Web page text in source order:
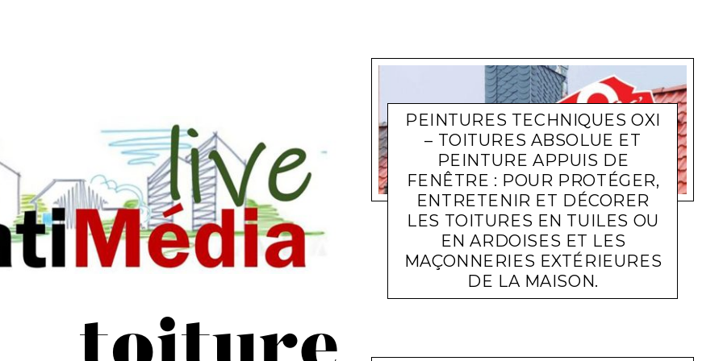
PEINTURES TECHNIQUES OXI
– TOITURES ABSOLUE ET
PEINTURE APPUIS DE
FENÊTRE : POUR PROTÉGER,
ENTRETENIR ET DÉCORER
LES TOITURES EN TUILES OU
EN ARDOISES ET LES
MAÇONNERIES EXTÉRIEURES
DE LA MAISON.
ACTUALITÉ ENTREPRISES LARA GASQUET 9 FÉVRIER 2022